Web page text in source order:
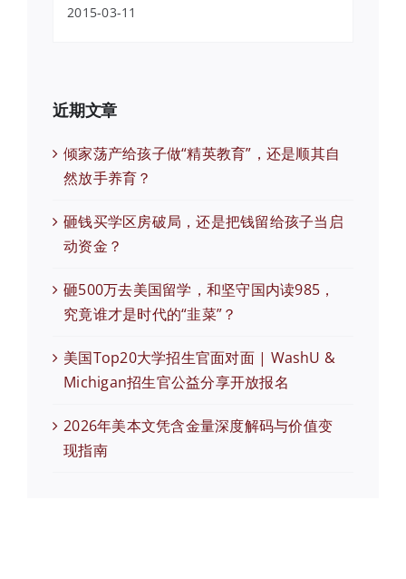
2015-03-11
近期文章
倾家荡产给孩子做“精英教育”，还是顺其自
然放手养育？
砸钱买学区房破局，还是把钱留给孩子当启
动资金？
砸500万去美国留学，和坚守国内读985，
究竟谁才是时代的“韭菜”？
美国Top20大学招生官面对面 | WashU &
Michigan招生官公益分享开放报名
2026年美本文凭含金量深度解码与价值变
现指南